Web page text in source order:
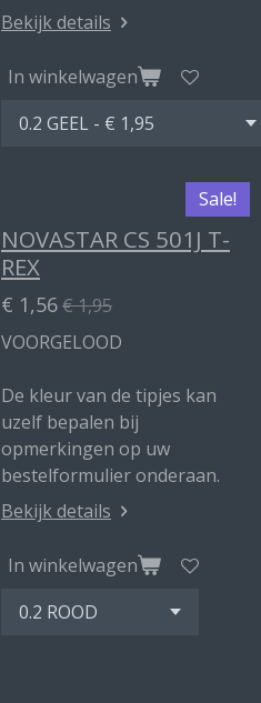
Bekijk details
In winkelwagen
Sale!
NOVASTAR CS 501J T-
REX
€ 1,56€ 1,95
VOORGELOOD
De kleur van de tipjes kan
uzelf bepalen bij
opmerkingen op uw
bestelformulier onderaan.
Bekijk details
In winkelwagen